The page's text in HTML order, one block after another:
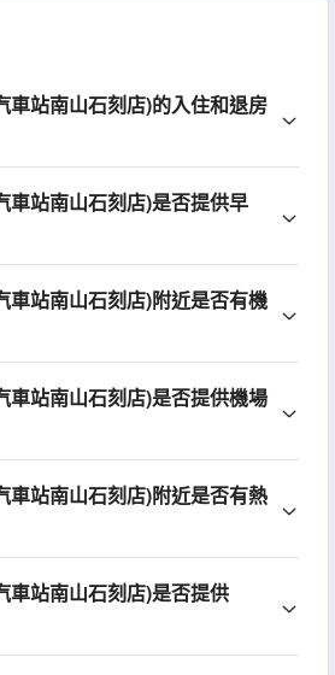
車站南山石刻店)的入住和退房
車站南山石刻店)是否提供早
車站南山石刻店)附近是否有機
車站南山石刻店)是否提供機場
車站南山石刻店)附近是否有熱
車站南山石刻店)是否提供